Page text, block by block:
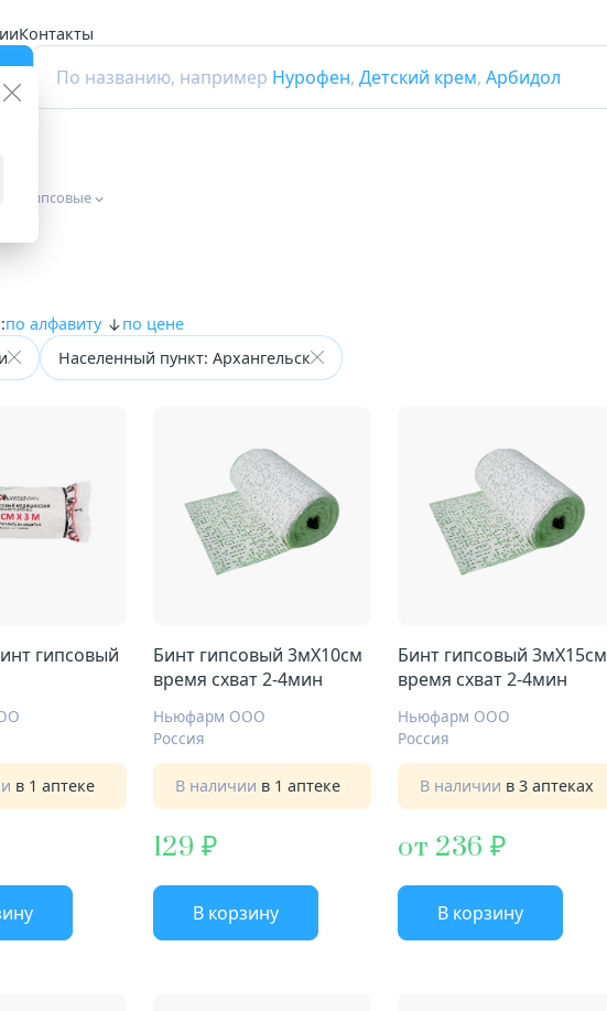
Контакты
По названию, например Нурофен, Детский крем, Арбидол
гипсовые
по алфавиту
по цене
Населенный пункт: Архангельск
гипсовый
в 1 аптеке
Бинт гипсовый 3мX10см
время схват 2-4мин
Ньюфарм ООО
Россия
В наличии в 1 аптеке
129
В корзину
Бинт гипсовый 3мX15см
время схват 2-4мин
Ньюфарм ООО
Россия
В наличии в 3 аптеках
от 236
В корзину